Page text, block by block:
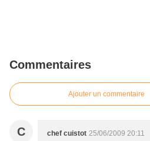
Commentaires
Ajouter un commentaire
C chef cuistot 25/06/2009 20:11